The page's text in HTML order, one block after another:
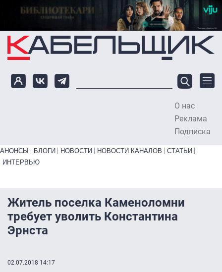
Перейти к основному содержанию
О нас
Реклама
Подписка
Primary links bottom
АНОНСЫ БЛОГИ НОВОСТИ НОВОСТИ КАНАЛОВ
СТАТЬИ
ИНТЕРВЬЮ
Житель поселка Каменоломни
требует уволить Константина
Эрнста
02.07.2018 14:17